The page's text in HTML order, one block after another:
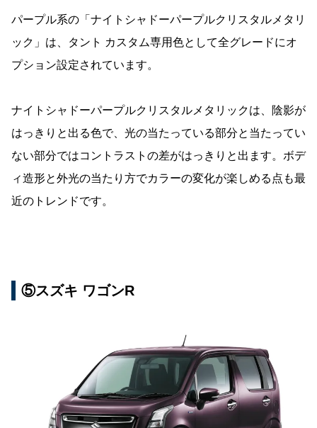
パープル系の「ナイトシャドーパープルクリスタルメタリ
ック」は、タント カスタム専用色として全グレードにオ
プション設定されています。
ナイトシャドーパープルクリスタルメタリックは、陰影が
はっきりと出る色で、光の当たっている部分と当たってい
ない部分ではコントラストの差がはっきりと出ます。ボデ
ィ造形と外光の当たり方でカラーの変化が楽しめる点も最
近のトレンドです。
⑤スズキ ワゴンR